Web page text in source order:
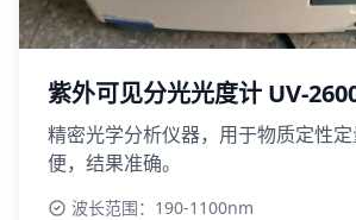
紫外可见分光光度计 UV-
精密光学分析仪器，用于物质定性
便，结果准确。
波长范围：190-1100nm